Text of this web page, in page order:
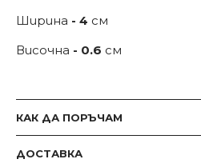
Ширина - 4 см
Височна - 0.6 см
КАК ДА ПОРЪЧАМ
ДОСТАВКА